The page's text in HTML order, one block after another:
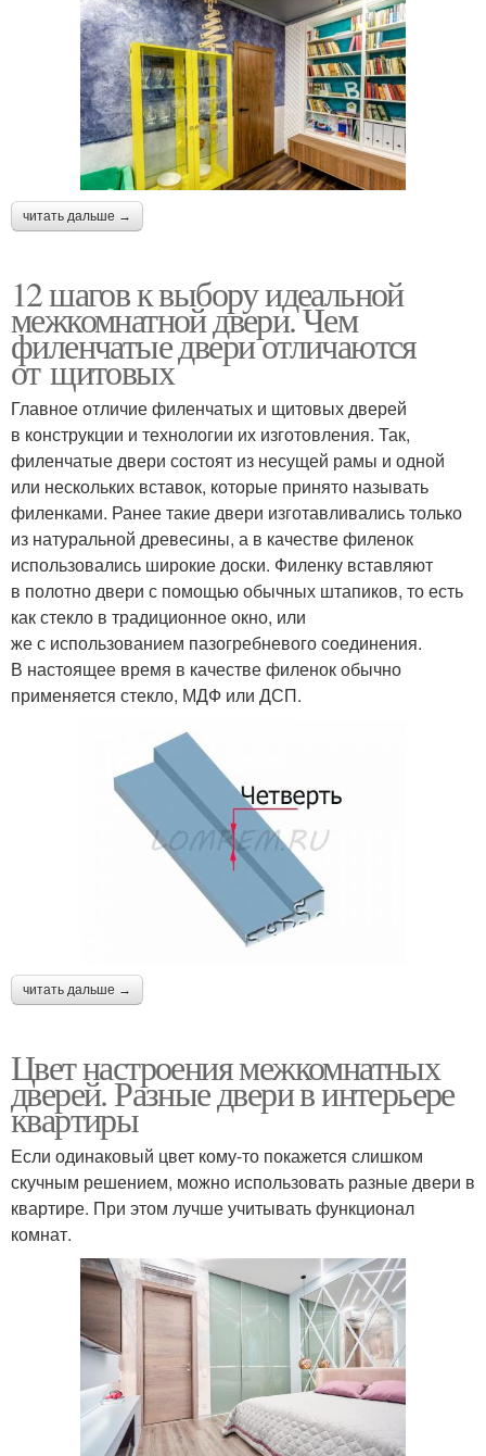
читать дальше →
12 шагов к выбору идеальной
межкомнатной двери. Чем
филенчатые двери отличаются
от щитовых
Главное отличие филенчатых и щитовых дверей
в конструкции и технологии их изготовления. Так,
филенчатые двери состоят из несущей рамы и одной
или нескольких вставок, которые принято называть
филенками. Ранее такие двери изготавливались только
из натуральной древесины, а в качестве филенок
использовались широкие доски. Филенку вставляют
в полотно двери с помощью обычных штапиков, то есть
как стекло в традиционное окно, или
же с использованием пазогребневого соединения.
В настоящее время в качестве филенок обычно
применяется стекло, МДФ или ДСП.
читать дальше →
Цвет настроения межкомнатных
дверей. Разные двери в интерьере
квартиры
Если одинаковый цвет кому-то покажется слишком
скучным решением, можно использовать разные двери в
квартире. При этом лучше учитывать функционал
комнат.